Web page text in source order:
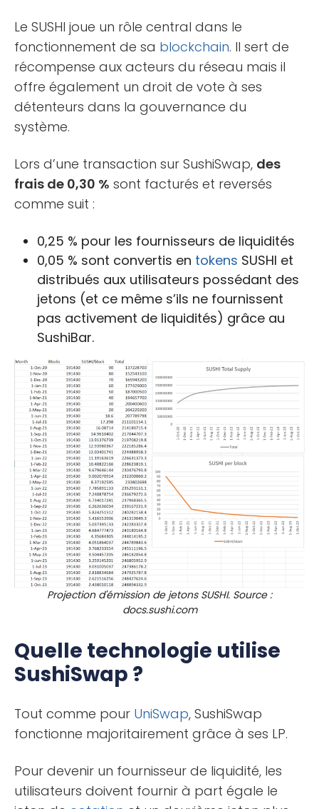
Le SUSHI joue un rôle central dans le
fonctionnement de sa blockchain. Il sert de
récompense aux acteurs du réseau mais il
offre également un droit de vote à ses
détenteurs dans la gouvernance du
système.
Lors d’une transaction sur SushiSwap, des
frais de 0,30 % sont facturés et reversés
comme suit :
0,25 % pour les fournisseurs de liquidités
0,05 % sont convertis en tokens SUSHI et
distribués aux utilisateurs possédant des
jetons (et ce même s’ils ne fournissent
pas activement de liquidités) grâce au
SushiBar.
Projection d'émission de jetons SUSHI. Source :
docs.sushi.com
Quelle technologie utilise
SushiSwap ?
Tout comme pour UniSwap, SushiSwap
fonctionne majoritairement grâce à ses LP.
Pour devenir un fournisseur de liquidité, les
utilisateurs doivent fournir à part égale le